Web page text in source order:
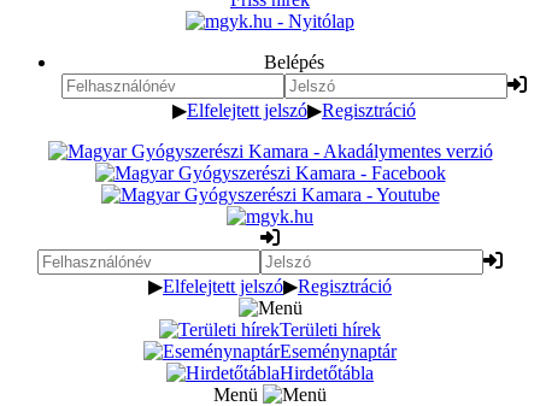
Belépés
▶Elfelejtett jelszó▶Regisztráció
▶Elfelejtett jelszó▶Regisztráció
Területi hírek
Eseménynaptár
Hirdetőtábla
Menü